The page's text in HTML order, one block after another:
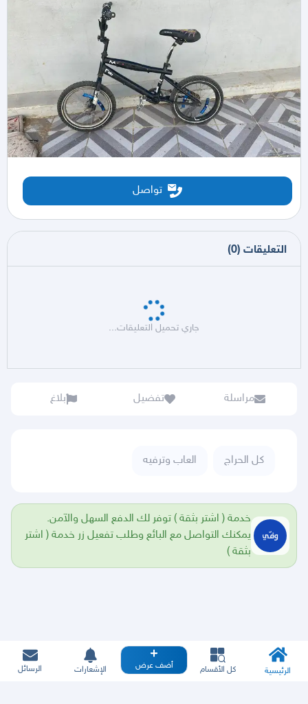
تواصل
التعليقات (
0
)
جاري تحميل التعليقات...
مراسلة تفضيل بلاغ
كل الحراج العاب وترفيه
خدمة ( اشتر بثقة ) توفر لك الدفع السهل والآمن.
يمكنك التواصل مع البائع وطلب تفعيل زر خدمة ( اشتر
بثقة )
الرئيسية كل الأقسام أضف عرض الإشعارات الرسائل